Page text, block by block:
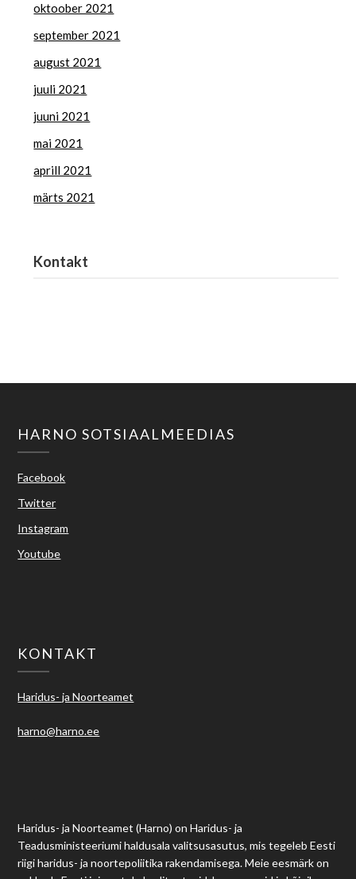
oktoober 2021
september 2021
august 2021
juuli 2021
juuni 2021
mai 2021
aprill 2021
märts 2021
Kontakt
HARNO SOTSIAALMEEDIAS
Facebook
Twitter
Instagram
Youtube
KONTAKT
Haridus- ja Noorteamet
harno@harno.ee
Haridus- ja Noorteamet (Harno) on Haridus- ja
Teadusministeeriumi haldusala valitsusasutus, mis tegeleb Eesti
riigi haridus- ja noortepoliitika rakendamisega. Meie eesmärk on